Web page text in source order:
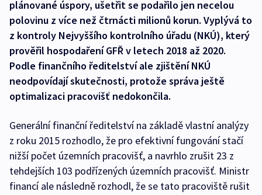
plánované úspory, ušetřit se podařilo jen necelou
polovinu z více než čtrnácti milionů korun. Vyplývá to
z kontroly Nejvyššího kontrolního úřadu (NKÚ), který
prověřil hospodaření GFŘ v letech 2018 až 2020.
Podle finančního ředitelství ale zjištění NKÚ
neodpovídají skutečnosti, protože správa ještě
optimalizaci pracovišť nedokončila.
Generální finanční ředitelství na základě vlastní analýzy
z roku 2015 rozhodlo, že pro efektivní fungování stačí
nižší počet územních pracovišť, a navrhlo zrušit 23 z
tehdejších 103 podřízených územních pracovišť. Ministr
financí ale následně rozhodl, že se tato pracoviště rušit